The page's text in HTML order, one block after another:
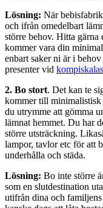
Lösning: När
och ifrån omedelbart
större behov. Hitta gärna
kommer vara din
enbart saker ni är i
presenter vid kompiskalas
2. Bo stort. Det kan te
kommer till minimalistisk
du utrymme att gömma
lämnat hemmet. Du har
större utsträckning.
lampor, tavlor etc för att
underhålla och städa.
Lösning: Bo inte större
som en slutdestination
utifrån dina och